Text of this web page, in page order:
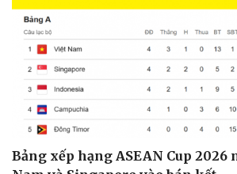
Bảng xếp hạng ASEAN Cup 2026